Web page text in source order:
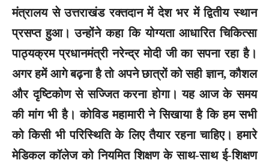
मंत्रालय से उत्तराखंड रक्तदान में देश भर में द्वितीय स्थान
प्रसप्त हुआ। उन्होंने कहा कि योग्यता आधारित चिकित्सा
पाठ्यक्रम प्रधानमंत्री नरेन्द्र मोदी जी का सपना रहा है।
अगर हमें आगे बढ़ना है तो अपने छात्रों को सही ज्ञान, कौशल
और दृष्टिकोण से सज्जित करना होगा। यह आज के समय
की मांग भी है। कोविड महामारी ने सिखाया है कि हम सभी
को किसी भी परिस्थिति के लिए तैयार रहना चाहिए। हमारे
मेडिकल कॉलेज को नियमित शिक्षण के साथ-साथ ई-शिक्षण